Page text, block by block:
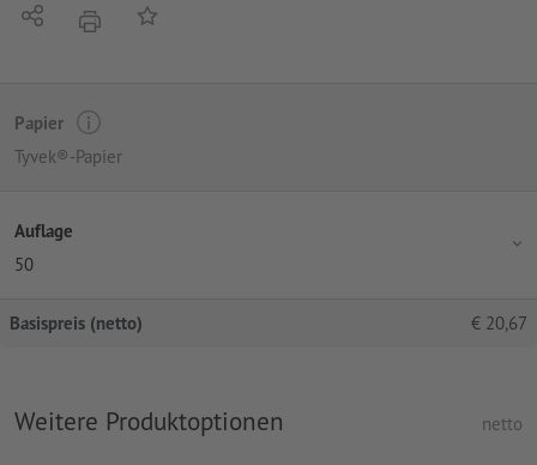
Teilen DruckenAuf die Merkliste
Papier
Tyvek®-Papier
Auflage
50
Basispreis (netto) € 20,67
Weitere Produktoptionen netto